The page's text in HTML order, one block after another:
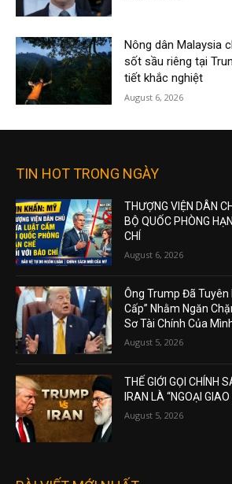
Nông dân Malaysia
sốt sầu riêng tại
tiết khắc nghiệt
August 6, 2026
TIN HOT TRONG NGÀY
THƯỢNG VIỆN DÂN
BỘ QUỐC PHÒNG
CHÍ
August 6, 2026
Ông Trump Đã Tuyên
Cấp” Nhằm Ngăn
Sơ Tài Chính Của
August 5, 2026
THẾ GIỚI GỌI CHÍNH
IRAN LÀ “NGOẠI
August 5, 2026